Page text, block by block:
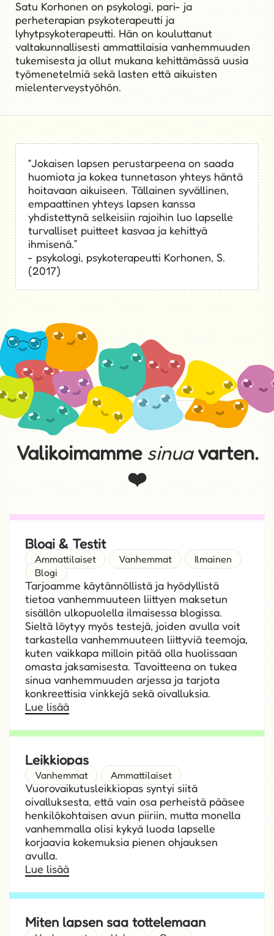
Satu Korhonen
Psykologi, psykoterapeutti
Satu Korhonen on psykologi, pari- ja
perheterapian psykoterapeutti ja
lyhytpsykoterapeutti. Hän on kouluttanut
valtakunnallisesti ammattilaisia vanhemmuuden
tukemisesta ja ollut mukana kehittämässä uusia
mielenterveystyöhön.
“Jokaisen lapsen perustarpeena on saada
huomiota ja kokea tunnetason yhteys häntä
hoitavaan aikuiseen. Tällainen syvällinen,
empaattinen yhteys lapsen kanssa
yhdistettynä selkeisiin rajoihin luo lapselle
turvalliset puitteet kasvaa ja kehittyä
ihmisenä.”
Valikoimammesinua
Blogi & Testit
Ammattilaiset Vanhemmat
Ilmainen
Blogi
Tarjoamme käytännöllistä ja hyödyllistä
tietoa vanhemmuuteen liittyen maksetun
sisällön ulkopuolella ilmaisessa blogissa.
Sieltä löytyy myös testejä, joiden avulla voit
tarkastella vanhemmuuteen liittyviä teemoja,
kuten vaikkapa milloin pitää olla huolissaan
omasta jaksamisesta. Tavoitteena on tukea
sinua vanhemmuuden arjessa ja tarjota
konkreettisia vinkkejä sekä oivalluksia.
Lue lisää
Leikkiopas
Vanhemmat Ammattilaiset
Vuorovaikutusleikkiopas syntyi siitä
oivalluksesta, että vain osa perheistä pääsee
henkilökohtaisen avun piiriin, mutta monella
vanhemmalla olisi kykyä luoda lapselle
korjaavia kokemuksia pienen ohjauksen
avulla.
Lue lisää